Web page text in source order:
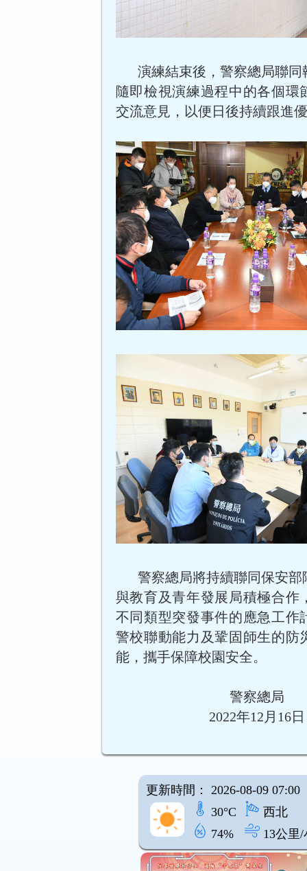
演練結束後，警察總局聯
隨即檢視演練過程中的各個環
交流意見，以便日後持續跟進
警察總局將持續聯同保安
與教育及青年發展局積極合作
不同類型突發事件的應急工作
警校聯動能力及鞏固師生的防
能，攜手保障校園安全。
警察總局
2022年12月16日
更新時間： 2026-08-09 07:00
30°C
西北
74%
13公里/